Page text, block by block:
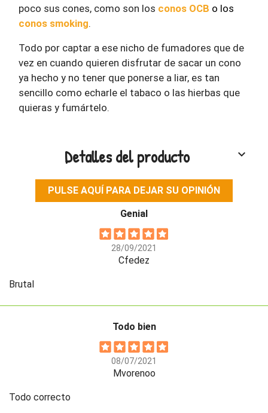
poco sus cones, como son los conos OCB o los
conos smoking.
Todo por captar a ese nicho de fumadores que de
vez en cuando quieren disfrutar de sacar un cono
ya hecho y no tener que ponerse a liar, es tan
sencillo como echarle el tabaco o las hierbas que
quieras y fumártelo.
Detalles del producto keyboard_arrow_down
PULSE AQUÍ PARA DEJAR SU OPINIÓN
Genial
28/09/2021
Cfedez
Brutal
Todo bien
08/07/2021
Mvorenoo
Todo correcto